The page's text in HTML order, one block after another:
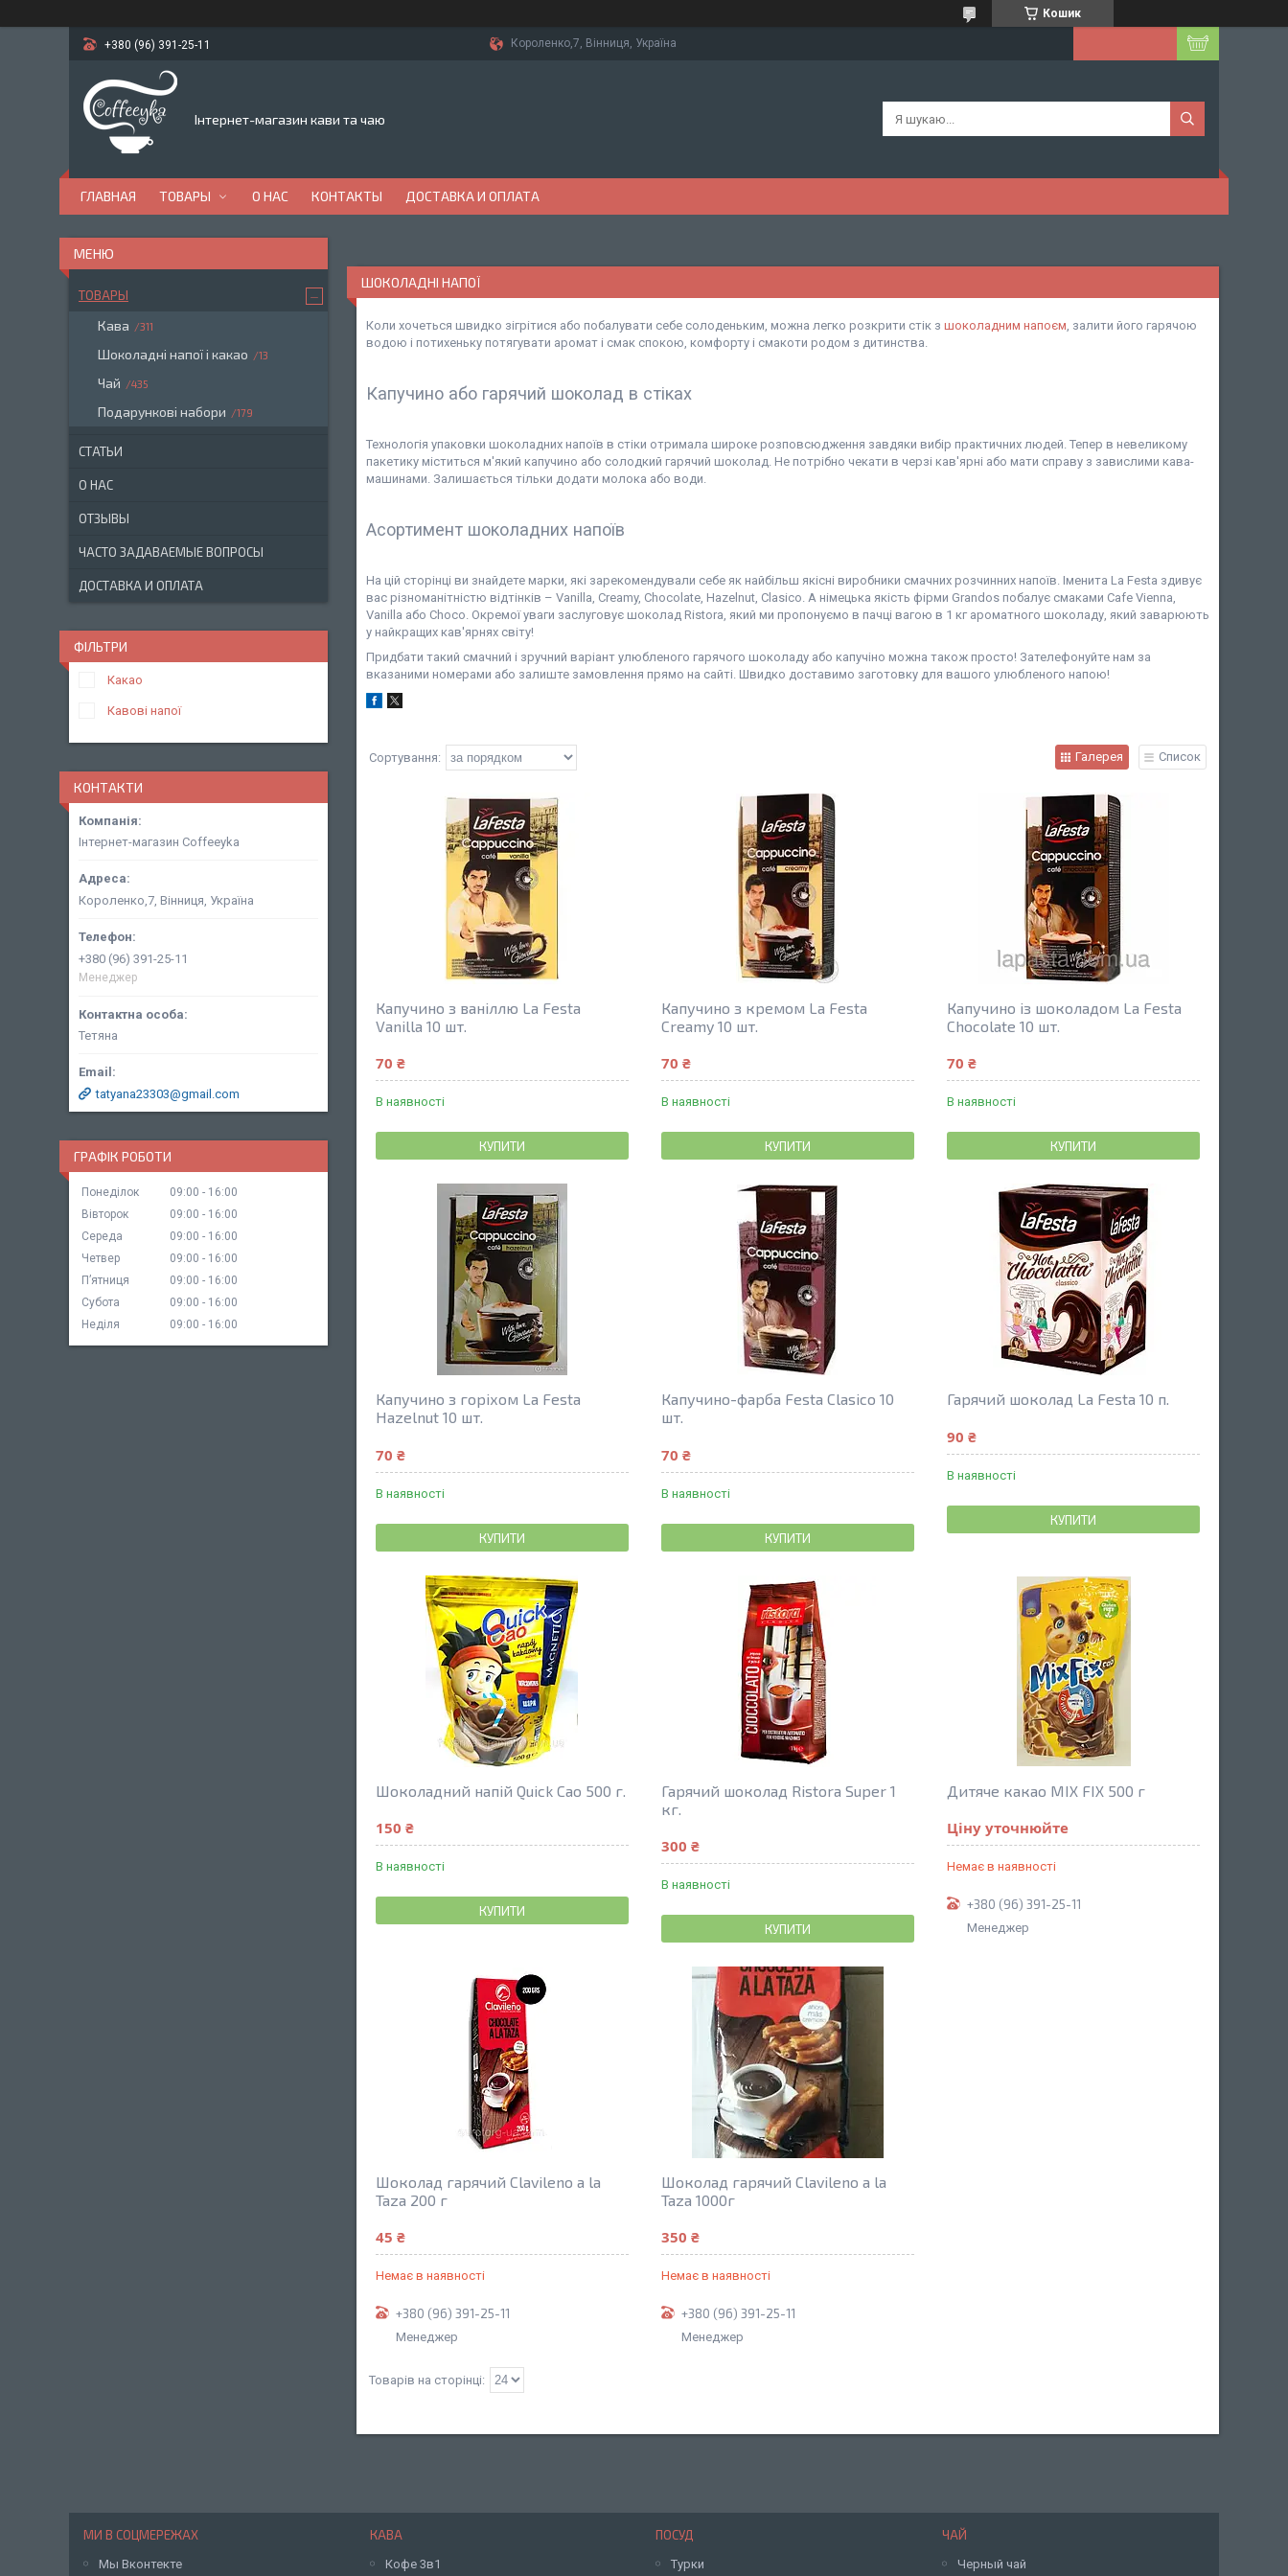
Кошик
+380 (96) 391-25-11 Короленко,7, Вінниця, Україна
Інтернет-магазин кави та чаю
ГЛАВНАЯ ТОВАРЫ О НАС КОНТАКТЫ ДОСТАВКА И ОПЛАТА
ШОКОЛАДНІ НАПОЇ
Коли хочеться швидко зігрітися або побалувати себе солоденьким, можна легко розкрити стік з шоколадним напоєм, залити його гарячою
водою і потихеньку потягувати аромат і смак спокою, комфорту і смакоти родом з дитинства.
Капучино або гарячий шоколад в стіках
Технологія упаковки шоколадних напоїв в стіки отримала широке розповсюдження завдяки вибір практичних людей. Тепер в невеликому
пакетику міститься м'який капучино або солодкий гарячий шоколад. Не потрібно чекати в черзі кав'ярні або мати справу з завислими кава-
машинами. Залишається тільки додати молока або води.
Асортимент шоколадних напоїв
На цій сторінці ви знайдете марки, які зарекомендували себе як найбільш якісні виробники смачних розчинних напоїв. Іменита La Festa здивує
вас різноманітністю відтінків – Vanilla, Creamy, Chocolate, Hazelnut, Clasico. А німецька якість фірми Grandos побалує смаками Cafe Vienna,
Vanilla або Choco. Окремої уваги заслуговує шоколад Ristora, який ми пропонуємо в пачці вагою в 1 кг ароматного шоколаду, який заварюють
у найкращих кав'ярнях світу!
Придбати такий смачний і зручний варіант улюбленого гарячого шоколаду або капучіно можна також просто! Зателефонуйте нам за
вказаними номерами або залиште замовлення прямо на сайті. Швидко доставимо заготовку для вашого улюбленого напою!
Галерея Список
Капучино з ваніллю La Festa
Vanilla 10 шт.
70 ₴
В наявності
КУПИТИ
Капучино з кремом La Festa
Creamy 10 шт.
70 ₴
В наявності
КУПИТИ
Капучино із шоколадом La Festa
Chocolate 10 шт.
70 ₴
В наявності
КУПИТИ
Капучино з горіхом La Festa
Hazelnut 10 шт.
70 ₴
В наявності
КУПИТИ
Капучино-фарба Festa Clasico 10
шт.
70 ₴
В наявності
КУПИТИ
Гарячий шоколад La Festa 10 п.
90 ₴
В наявності
КУПИТИ
Шоколадний напій Quick Cao 500 г.
150 ₴
В наявності
КУПИТИ
Гарячий шоколад Ristora Super 1
кг.
300 ₴
В наявності
КУПИТИ
Дитяче какао MIX FIX 500 г
Ціну уточнюйте
Немає в наявності
+380 (96) 391-25-11
Менеджер
Шоколад гарячий Clavileno a la
Taza 200 г
45 ₴
Немає в наявності
+380 (96) 391-25-11
Менеджер
Шоколад гарячий Clavileno a la
Taza 1000г
350 ₴
Немає в наявності
+380 (96) 391-25-11
Менеджер
ТОВАРЫ
Кава 311
Шоколадні напої і какао 13
Чай 435
Подарункові набори 179
СТАТЬИ
О НАС
ОТЗЫВЫ
ЧАСТО ЗАДАВАЕМЫЕ ВОПРОСЫ
ДОСТАВКА И ОПЛАТА
ФІЛЬТРИ
Какао
Кавові напої
КОНТАКТИ
Інтернет-магазин Coffeeyka
Короленко,7, Вінниця, Україна
+380 (96) 391-25-11
Менеджер
Тетяна
tatyana23303@gmail.com
ГРАФІК РОБОТИ
Понеділок 09:00
16:00
Вівторок
09:00
16:00
Середа
09:00
16:00
Четвер
09:00
16:00
Пʼятниця
09:00
16:00
Субота
09:00
16:00
Неділя
09:00 16:00
МИ В СОЦМЕРЕЖАХ
Мы Вконтекте
КАВА
Кофе 3в1
ПОСУД
Турки
ЧАЙ
Черный чай